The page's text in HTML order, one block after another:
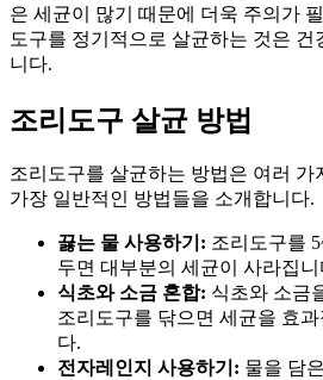
은 세균이 많기 때문에 더욱 주의가
도구를 정기적으로 살균하는 것은 건
니다.
조리도구 살균 방법
조리도구를 살균하는 방법은 여러 가
가장 일반적인 방법들을 소개합니다.
끓는 물 사용하기: 조리도구를
두면 대부분의 세균이 사라집니
식초와 소금 혼합: 식초와 소금
조리도구를 닦으면 세균을 효
다.
전자레인지 사용하기: 물을 담